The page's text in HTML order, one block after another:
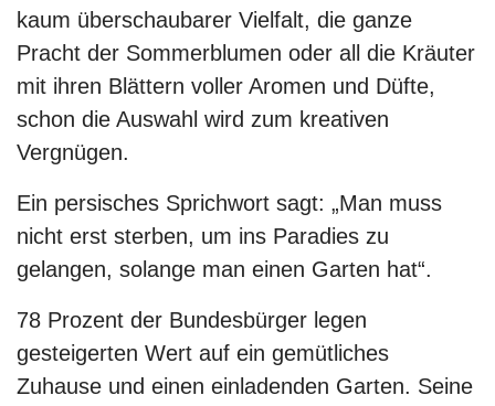
kaum überschaubarer Vielfalt, die ganze
Pracht der Sommerblumen oder all die Kräuter
mit ihren Blättern voller Aromen und Düfte,
schon die Auswahl wird zum kreativen
Vergnügen.
Ein persisches Sprichwort sagt: „Man muss
nicht erst sterben, um ins Paradies zu
gelangen, solange man einen Garten hat“.
78 Prozent der Bundesbürger legen
gesteigerten Wert auf ein gemütliches
Zuhause und einen einladenden Garten. Seine